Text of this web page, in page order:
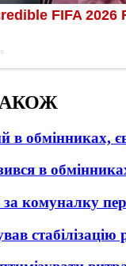
в обмінниках,
в
за комуналку
стабілізацію